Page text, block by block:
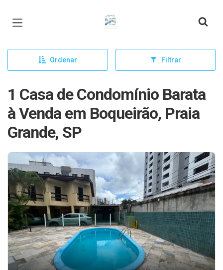
Página inicial
Ordenar Filtrar
1 Casa de Condomínio Barata
à Venda em Boqueirão, Praia
Grande, SP